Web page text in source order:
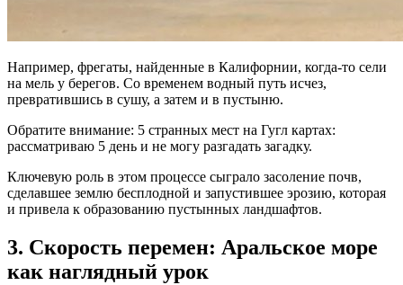
Например, фрегаты, найденные в Калифорнии, когда-то сели
на мель у берегов. Со временем водный путь исчез,
превратившись в сушу, а затем и в пустыню.
Обратите внимание: 5 странных мест на Гугл картах:
рассматриваю 5 день и не могу разгадать загадку.
Ключевую роль в этом процессе сыграло засоление почв,
сделавшее землю бесплодной и запустившее эрозию, которая
и привела к образованию пустынных ландшафтов.
3. Скорость перемен: Аральское море
как наглядный урок